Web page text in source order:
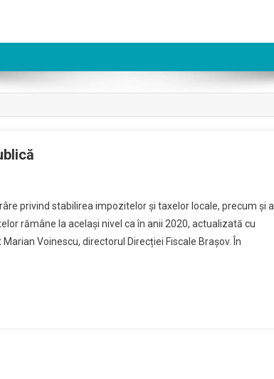
privind stabilirea impozitelor și taxelor locale, precum și a
rămâne la același nivel ca în anii 2020, actualizată cu
Voinescu, directorul Direcției Fiscale Brașov. În